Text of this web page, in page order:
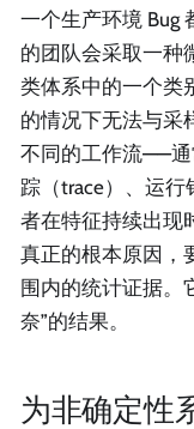
一个生产环境 Bug
的团队会采取一种
类体系中的一个类
的情况下无法与采
不同的工作流——通
踪（trace）、运行
者在特征持续出现
真正的根本原因，
围内的统计证据。
奈”的结果。
为非确定性